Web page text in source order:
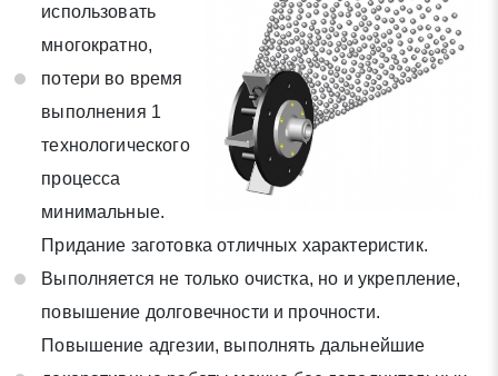
использовать
многократно,
потери во время
выполнения 1
технологического
процесса
минимальные.
Придание заготовка отличных характеристик.
Выполняется не только очистка, но и укрепление,
повышение долговечности и прочности.
Повышение адгезии, выполнять дальнейшие
* - обязательные поля для заполнения
Отправить заявку
Нажимая на кнопку «Отправить заявку» Вы даете согласие
на обработку своих персональных данных в соответствии со
статьей 9 Федерального закона от 27 июля 2006 г. N 152-ФЗ
информационную рассылку по средством e-mail или СМС